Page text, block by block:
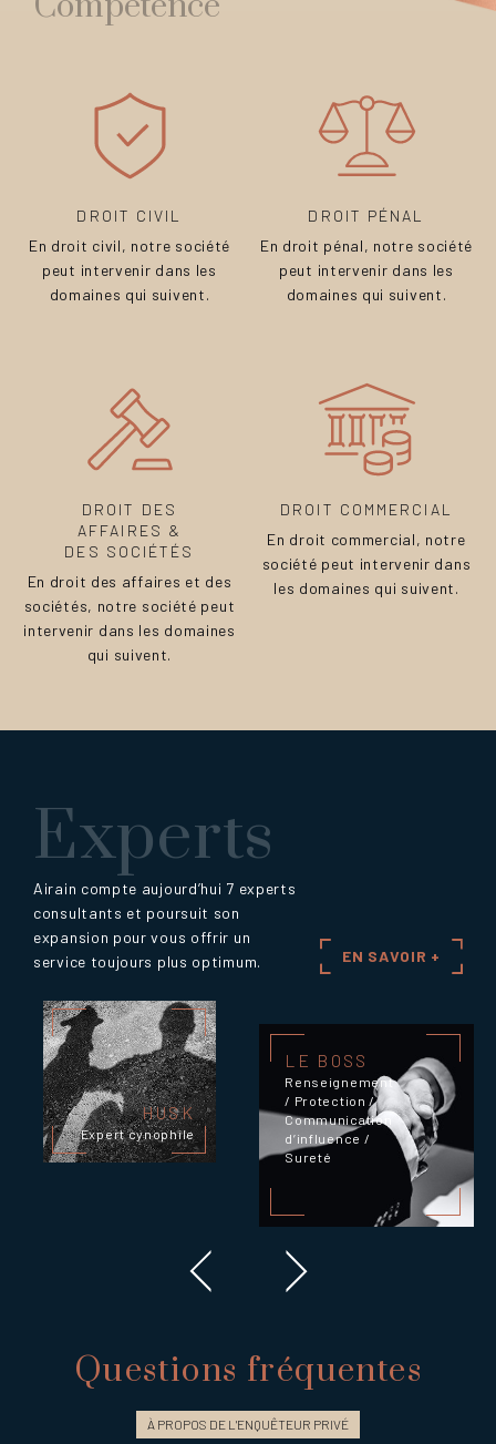
DROIT CIVIL
En droit civil, notre société
peut intervenir dans les
domaines qui suivent.
DROIT PÉNAL
En droit pénal, notre société
peut intervenir dans les
domaines qui suivent.
DROIT DES
AFFAIRES &
DES SOCIÉTÉS
En droit des affaires et des
sociétés, notre société peut
intervenir dans les domaines
qui suivent.
DROIT COMMERCIAL
En droit commercial, notre
société peut intervenir dans
les domaines qui suivent.
Experts
Airain compte aujourd’hui 7 experts
consultants et poursuit son
expansion pour vous offrir un
service toujours plus optimum.
EN SAVOIR +
HUSK
Expert cynophile
LE BOSS
Renseignement
/ Protection /
Communication
d’influence /
Sureté
Questions fréquentes
À PROPOS DE L'ENQUÊTEUR PRIVÉ